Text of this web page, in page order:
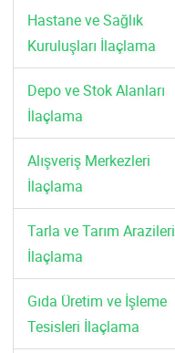
Hastane ve Sağlık
Kuruluşları İlaçlama
Depo ve Stok Alanları
İlaçlama
Alışveriş Merkezleri
İlaçlama
Tarla ve Tarım Arazileri
İlaçlama
Gıda Üretim ve İşleme
Tesisleri İlaçlama